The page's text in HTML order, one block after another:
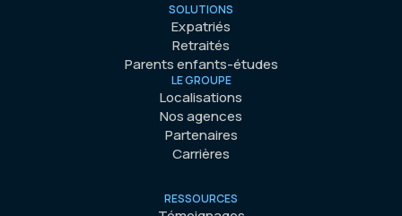
SOLUTIONS
Expatriés
Retraités
Parents enfants-études
LE GROUPE
Localisations
Nos agences
Partenaires
Carrières
RESSOURCES